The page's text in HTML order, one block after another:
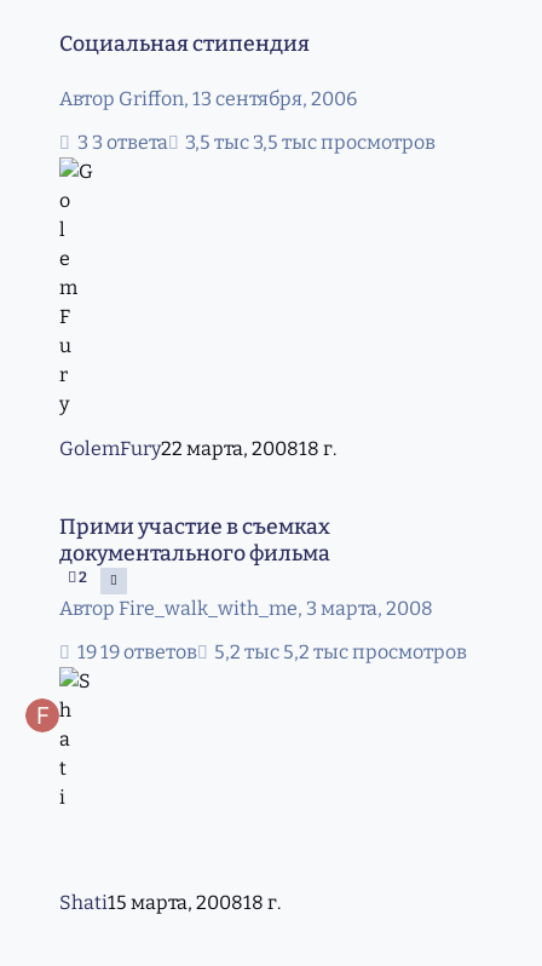
Социальная стипендия
Автор Griffon, 13 сентября, 2006
3 ответа
3,5 тыс просмотров
GolemFury22 марта, 200818 г.
Прими участие в съемках
документального фильма
2
Автор Fire_walk_with_me, 3 марта, 2008
19 ответов
5,2 тыс просмотров
Shati15 марта, 200818 г.